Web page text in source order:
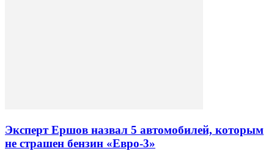
Эксперт Ершов назвал 5 автомобилей, которым
не страшен бензин «Евро-3»